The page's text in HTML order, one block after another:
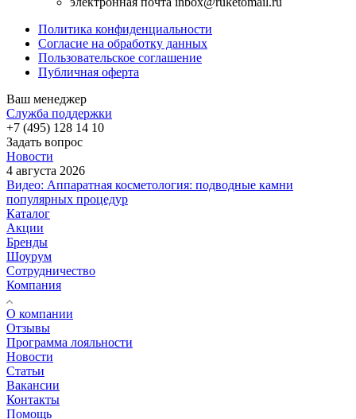
Политика конфиденциальности
Согласие на обработку данных
Пользовательское соглашение
Публичная оферта
Ваш менеджер
Служба поддержки
+7 (495) 128 14 10
Задать вопрос
Новости
4 августа 2026
Видео: Аппаратная косметология: подводные камни
популярных процедур
Каталог
Акции
Бренды
Шоурум
Сотрудничество
Компания
О компании
Отзывы
Программа лояльности
Новости
Статьи
Вакансии
Контакты
Помощь